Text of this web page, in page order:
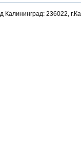
Калининград: 236022,